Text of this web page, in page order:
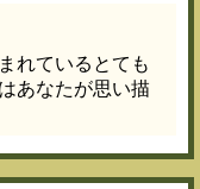
れているとても
あなたが思い描